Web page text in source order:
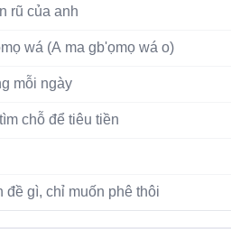
rũ của anh
wá (A ma gb'ọmọ wá o)
mỗi ngày
chỗ để tiêu tiền
đề gì, chỉ muốn phê thôi